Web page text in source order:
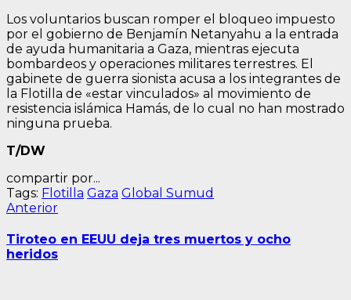
Los voluntarios buscan romper el bloqueo impuesto
por el gobierno de Benjamín Netanyahu a la entrada
de ayuda humanitaria a Gaza, mientras ejecuta
bombardeos y operaciones militares terrestres. El
gabinete de guerra sionista acusa a los integrantes de
la Flotilla de «estar vinculados» al movimiento de
resistencia islámica Hamás, de lo cual no han mostrado
ninguna prueba.
T/DW
compartir por...
Tags: Flotilla Gaza Global Sumud
Navegación
de
entradas
AnteriorEntrada
Tiroteo en EEUU deja tres muertos y ocho
heridos